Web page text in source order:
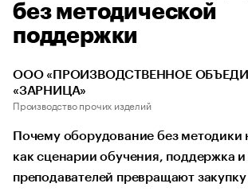
без методической
поддержки
ООО «ПРОИЗВОДСТВЕННОЕ
«ЗАРНИЦА»
Производство прочих изделий
Почему оборудование без методики
как сценарии обучения, поддержка и
преподавателей превращают